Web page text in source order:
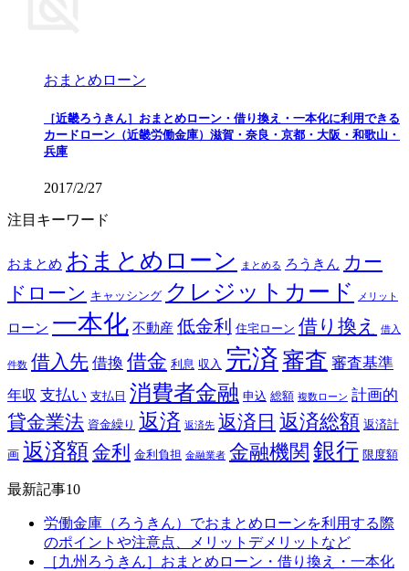
おまとめローン
［近畿ろうきん］おまとめローン・借り換え・一本化に利用できる
カードローン（近畿労働金庫）滋賀・奈良・京都・大阪・和歌山・
兵庫
2017/2/27
注目キーワード
おまとめ おまとめローン まとめる ろうきん カー
ドローン キャッシング クレジットカード メリット
ローン 一本化 不動産 低金利 住宅ローン 借り換え 借入
件数 借入先 借換 借金 利息 収入 完済 審査 審査基準
年収 支払い 支払日 消費者金融 申込 総額 複数ローン 計画的
貸金業法 資金繰り 返済 返済先 返済日 返済総額 返済計
画 返済額 金利 金利負担 金融業者 金融機関 銀行 限度額
最新記事10
労働金庫（ろうきん）でおまとめローンを利用する際
のポイントや注意点、メリットデメリットなど
［九州ろうきん］おまとめローン・借り換え・一本化